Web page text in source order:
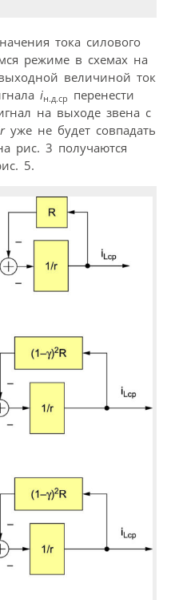
тока силового
режиме в схемах на
величиной ток
iн.д.ср перенести
на выходе звена с
rуже не будет совпадать
рис. 3 получаются
5.